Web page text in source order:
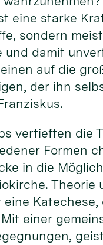
eine starke
sondern
und damit
auf die
der ihn
vertieften die
Formen
in die
einer